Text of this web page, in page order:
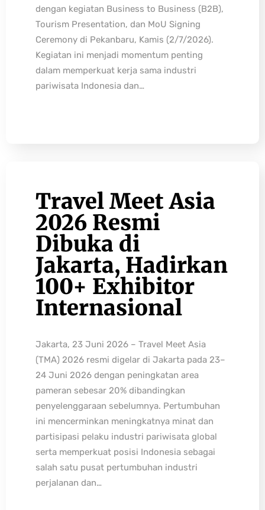
dengan kegiatan Business to Business (B2B),
Tourism Presentation, dan MoU Signing
Ceremony di Pekanbaru, Kamis (2/7/2026).
Kegiatan ini menjadi momentum penting
dalam memperkuat kerja sama industri
pariwisata Indonesia dan…
Travel Meet Asia
2026 Resmi
Dibuka di
Jakarta, Hadirkan
100+ Exhibitor
Internasional
Jakarta, 23 Juni 2026 – Travel Meet Asia
(TMA) 2026 resmi digelar di Jakarta pada 23–
24 Juni 2026 dengan peningkatan area
pameran sebesar 20% dibandingkan
penyelenggaraan sebelumnya. Pertumbuhan
ini mencerminkan meningkatnya minat dan
partisipasi pelaku industri pariwisata global
serta memperkuat posisi Indonesia sebagai
salah satu pusat pertumbuhan industri
perjalanan dan…